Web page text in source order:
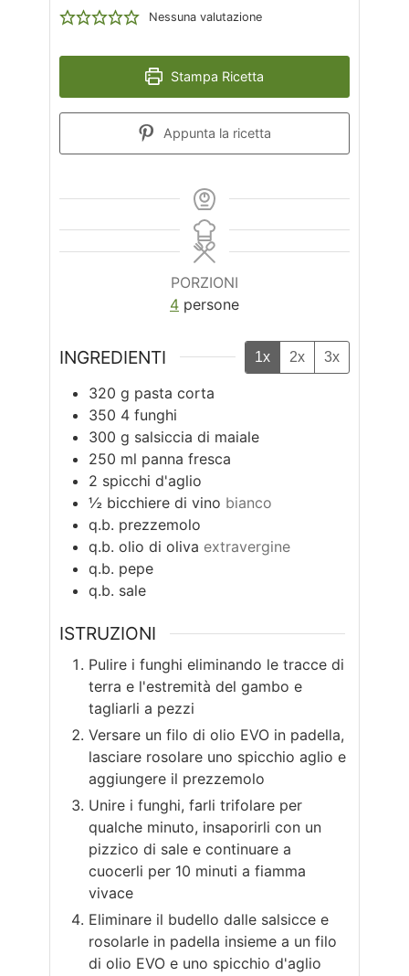
Nessuna valutazione
Stampa Ricetta
Appunta la ricetta
PORZIONI
4 persone
INGREDIENTI 1x 2x 3x
320 g pasta corta
350 4 funghi
300 g salsiccia di maiale
250 ml panna fresca
2 spicchi d'aglio
½ bicchiere di vino bianco
q.b. prezzemolo
q.b. olio di oliva extravergine
q.b. pepe
q.b. sale
ISTRUZIONI
Pulire i funghi eliminando le tracce di
terra e l'estremità del gambo e
tagliarli a pezzi
Versare un filo di olio EVO in padella,
lasciare rosolare uno spicchio aglio e
aggiungere il prezzemolo
Unire i funghi, farli trifolare per
qualche minuto, insaporirli con un
pizzico di sale e continuare a
cuocerli per 10 minuti a fiamma
vivace
Eliminare il budello dalle salsicce e
rosolarle in padella insieme a un filo
di olio EVO e uno spicchio d'aglio